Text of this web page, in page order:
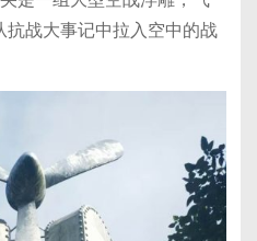
战大事记中拉入空中的战